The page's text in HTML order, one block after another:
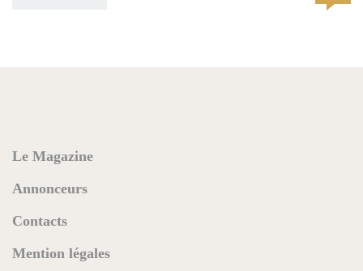
Le Magazine
Annonceurs
Contacts
Mention légales